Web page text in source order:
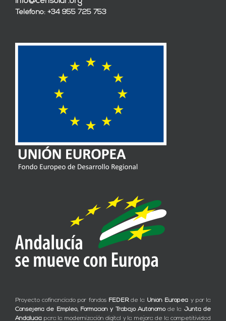
Teléfono: +34 955 725 753
Proyecto cofinanciado por fondos FEDERde la Unión Europea y por la
Consejería de Empleo, Formación y Trabajo Autónomode la Junta de
Andalucía para la modernización digital y la mejora de la competitividad